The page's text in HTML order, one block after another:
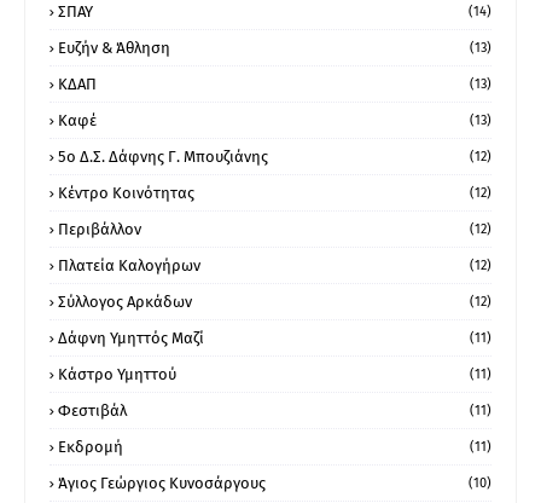
ΣΠΑΥ (14)
Ευζήν & Άθληση (13)
ΚΔΑΠ (13)
Καφέ (13)
5ο Δ.Σ. Δάφνης Γ. Μπουζιάνης (12)
Κέντρο Κοινότητας (12)
Περιβάλλον (12)
Πλατεία Καλογήρων (12)
Σύλλογος Αρκάδων (12)
Δάφνη Υμηττός Μαζί (11)
Κάστρο Υμηττού (11)
Φεστιβάλ (11)
Εκδρομή (11)
Άγιος Γεώργιος Κυνοσάργους (10)